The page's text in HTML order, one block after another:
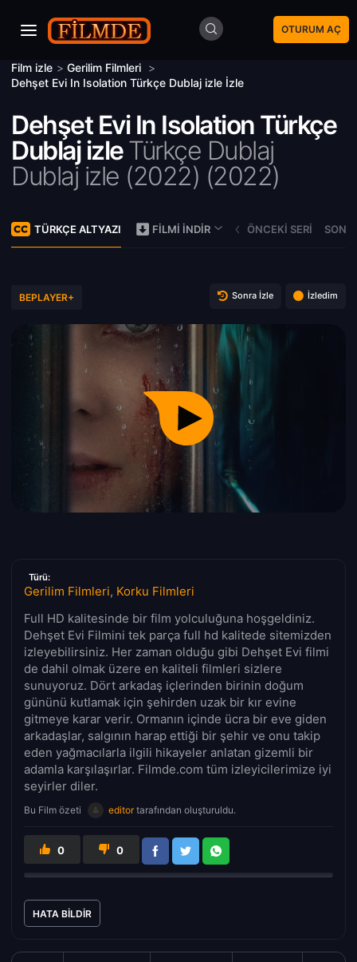
OTURUM AÇ
Film izle > Gerilim Filmleri >
Dehşet Evi In Isolation Türkçe Dublaj izle İzle
Dehşet Evi In Isolation Türkçe
Dublaj izleTürkçe Dublaj
Dublaj izle (2022) (2022)
TÜRKÇE ALTYAZI FILMI İNDIR ÖNCEKI SERI
BEPLAYER+ Sonra İzle İzledim
Türü:
Gerilim Filmleri, Korku Filmleri
Full HD kalitesinde bir film yolculuğuna hoşgeldiniz.
Dehşet Evi Filmini tek parça full hd kalitede sitemizden
izleyebilirsiniz. Her zaman olduğu gibi Dehşet Evi filmi
de dahil olmak üzere en kaliteli filmleri sizlere
sunuyoruz. Dört arkadaş içlerinden birinin doğum
gününü kutlamak için şehirden uzak bir kır evine
gitmeye karar verir. Ormanın içinde ücra bir eve giden
arkadaşlar, salgının harap ettiği bir şehir ve onu takip
eden yağmacılarla ilgili hikayeler anlatan gizemli bir
adamla karşılaşırlar. Filmde.com tüm izleyicilerimize iyi
seyirler diler.
Bu Film özeti editortarafından oluşturuldu.
0 0
HATA BILDIR